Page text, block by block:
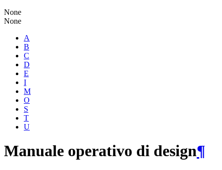
None
None
A
B
C
D
E
I
M
O
S
T
U
Manuale operativo di design¶